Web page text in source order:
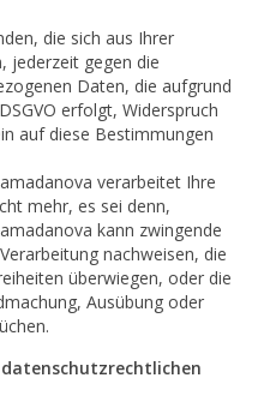
die sich aus Ihrer
jederzeit gegen die
Daten, die aufgrund
erfolgt, Widerspruch
auf diese Bestimmungen
verarbeitet Ihre
mehr, es sei denn,
kann zwingende
nachweisen, die
überwiegen, oder die
Ausübung oder